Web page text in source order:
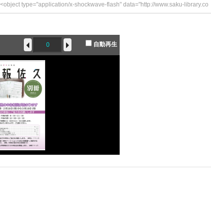
type="application/x-shockwave-flash" data="http://www.saku-library.co
<!--<![endif]--> <param name="quality" value="high"> <param name="flash
0009/685/&theme=1&preview=10&startpage=0&bookintro=http://www.sak
name="wmode" value="opaque"> <param name="swfversion" value="9.0.45.
library.com/Scripts/expressInstall.swf"> <param name="book" value
ンテンツの表示には、Adobe Flash Playerの最新バージョンが必要です。</h
src="http://www.adobe.com/images/shared/download_buttons/g
" width="112" height="33" /></a></p> </div> <!--[if !IE]>--> </object> <!--<![end
自動再生